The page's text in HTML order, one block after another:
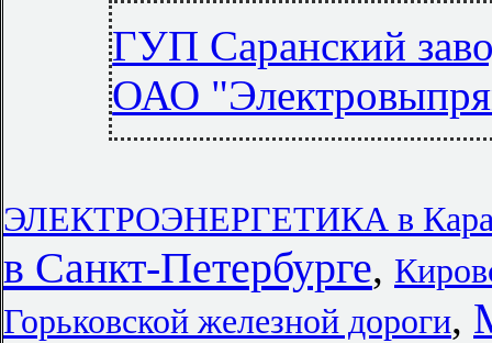
ГУП Саранский
ОАО
ЭЛЕКТРОЭНЕРГЕТИКА в
в Санкт-Петербурге,
Горьковской железной дороги,